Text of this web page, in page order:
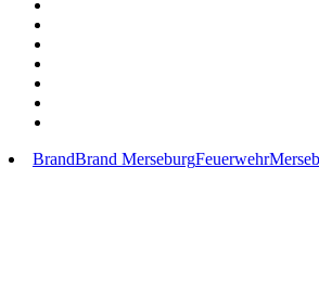
BrandBrand MerseburgFeuerwehr